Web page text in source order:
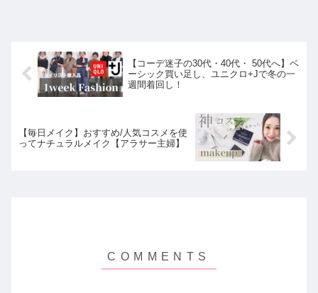
【コーデ迷子の30代・40代・ 50代へ】ベ
ーシック買い足し、ユニクロ+Jで冬の一
週間着回し！
【毎日メイク】おすすめ/人気コスメを使
ってナチュラルメイク【アラサー主婦】